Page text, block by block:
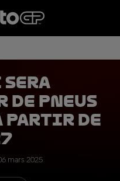
pneus
partir de
mars 2025